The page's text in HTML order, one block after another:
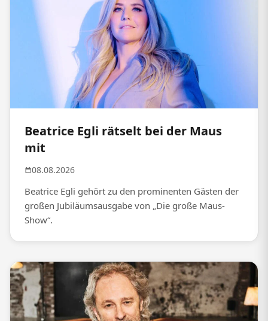
Beatrice Egli rätselt bei der Maus
mit
08.08.2026
Beatrice Egli gehört zu den prominenten Gästen der
großen Jubiläumsausgabe von „Die große Maus-
Show“.